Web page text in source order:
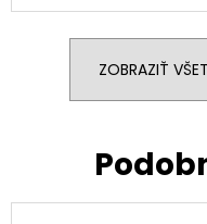
ZOBRAZIŤ